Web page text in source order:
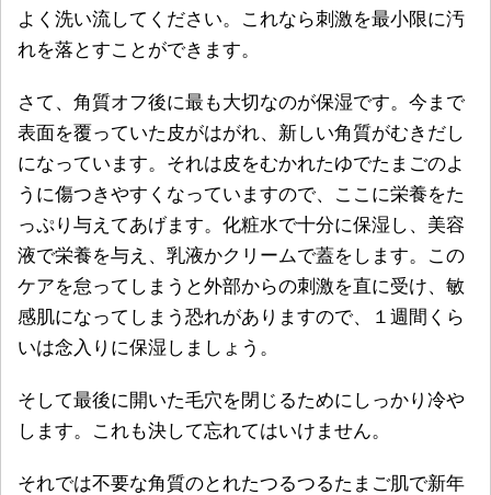
よく洗い流してください。これなら刺激を最小限に汚
れを落とすことができます。
さて、角質オフ後に最も大切なのが保湿です。今まで
表面を覆っていた皮がはがれ、新しい角質がむきだし
になっています。それは皮をむかれたゆでたまごのよ
うに傷つきやすくなっていますので、ここに栄養をた
っぷり与えてあげます。化粧水で十分に保湿し、美容
液で栄養を与え、乳液かクリームで蓋をします。この
ケアを怠ってしまうと外部からの刺激を直に受け、敏
感肌になってしまう恐れがありますので、１週間くら
いは念入りに保湿しましょう。
そして最後に開いた毛穴を閉じるためにしっかり冷や
します。これも決して忘れてはいけません。
それでは不要な角質のとれたつるつるたまご肌で新年